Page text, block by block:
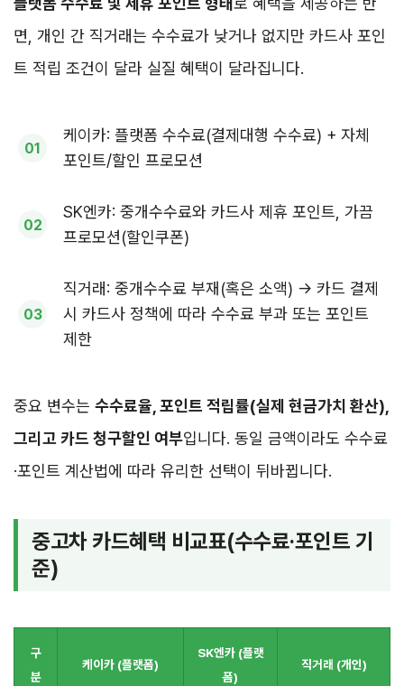
면, 개인 간 직거래는 수수료가 낮거나 없지만 카드사 포인
트 적립 조건이 달라 실질 혜택이 달라집니다.
케이카: 플랫폼 수수료(결제대행 수수료) + 자체
포인트/할인 프로모션
SK엔카: 중개수수료와 카드사 제휴 포인트, 가끔
프로모션(할인쿠폰)
직거래: 중개수수료 부재(혹은 소액) → 카드 결제
시 카드사 정책에 따라 수수료 부과 또는 포인트
제한
중요 변수는 수수료율, 포인트 적립률(실제 현금가치 환산),
그리고 카드 청구할인 여부입니다. 동일 금액이라도 수수료
·포인트 계산법에 따라 유리한 선택이 뒤바뀝니다.
중고차 카드혜택 비교표(수수료·포인트 기
준)
구
분
케이카 (플랫폼)
SK엔카 (플랫
폼)
직거래 (개인)